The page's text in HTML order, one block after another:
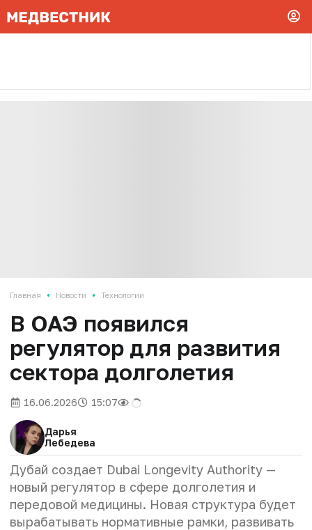
Главная • Новости • Технологии
В ОАЭ появился
регулятор для развития
сектора долголетия
16.06.2026 15:07
Дарья
Лебедева
Дубай создает Dubai Longevity Authority —
новый регулятор в сфере долголетия и
передовой медицины. Новая структура будет
вырабатывать нормативные рамки, развивать